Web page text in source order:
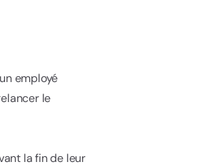
employé
le
la fin de leur